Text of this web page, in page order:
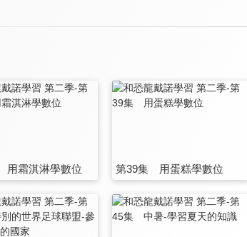
霜淇淋學數位 第39集 用蛋糕學數位